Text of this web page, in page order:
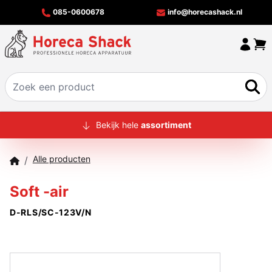
085-0600678 info@horecashack.nl
HOME
Bekijk hele assortiment
/ Alle producten
Soft -air
D-RLS/SC-123V/N